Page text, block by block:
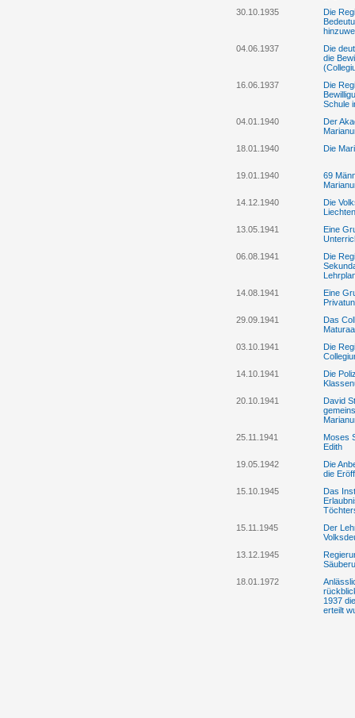
30.10.1935
Die
04.06.1937
Die
die
16.06.1937
Die
Schule
04.01.1940
Der
18.01.1940
Die
19.01.1940
69
14.12.1940
Die
13.05.1941
Eine
06.08.1941
Die
14.08.1941
Eine
29.09.1941
Das
03.10.1941
Die
14.10.1941
Die
20.10.1941
David
25.11.1941
Moses
Edith
19.05.1942
Die
die
15.10.1945
Das
15.11.1945
Der
13.12.1945
18.01.1972
1937
erteilt